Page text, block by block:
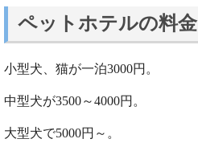
ペットホテルの料金
小型犬、猫が一泊3000円。
中型犬が3500～4000円。
大型犬で5000円～。